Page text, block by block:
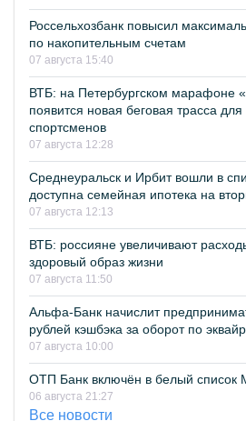
Россельхозбанк повысил
по накопительным счетам
07 августа 15:40
ВТБ: на Петербургском марафоне
появится новая беговая трасса
спортсменов
07 августа 12:28
Среднеуральск и Ирбит вошли в
доступна семейная ипотека на
07 августа 12:13
ВТБ: россияне увеличивают
здоровый образ жизни
07 августа 11:50
Альфа-Банк начислит
рублей кэшбэка за оборот по
07 августа 10:00
ОТП Банк включён в белый
06 августа 21:27
Все новости